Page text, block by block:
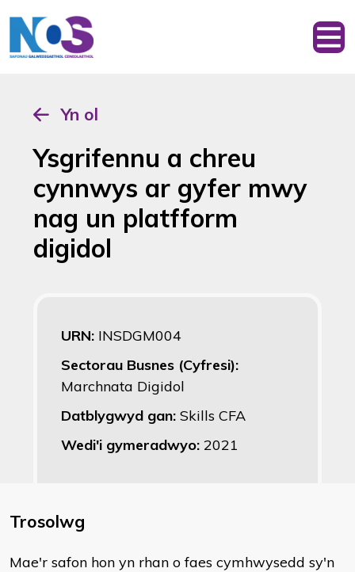
Yn ol
Ysgrifennu a chreu
cynnwys ar gyfer mwy
nag un platfform
digidol
URN: INSDGM004
Sectorau Busnes (Cyfresi):
Marchnata Digidol
Datblygwyd gan: Skills CFA
Wedi'i gymeradwyo: 2021
Trosolwg
Mae'r safon hon yn rhan o faes cymhwysedd sy'n